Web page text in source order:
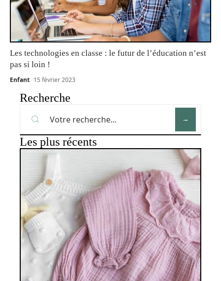
Les technologies en classe : le futur de l’éducation n’est
pas si loin !
Enfant 15 février 2023
Recherche
Les plus récents